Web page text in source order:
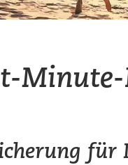
Minute-
für